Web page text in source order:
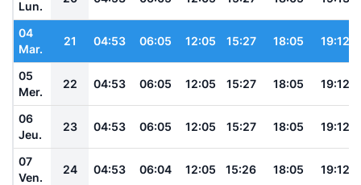
Lun.
04
Mar.
21 04:53 06:05 12:05 15:27 18:05 19:12
05
Mer.
22 04:53 06:05 12:05 15:27 18:05 19:12
06
Jeu.
23 04:53 06:05 12:05 15:27 18:05 19:12
07
Ven.
24 04:53 06:04 12:05 15:26 18:05 19:12